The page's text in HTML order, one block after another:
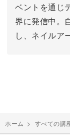
ベントを通じ
界に発信中。
し、ネイルア
ホーム > すべての講